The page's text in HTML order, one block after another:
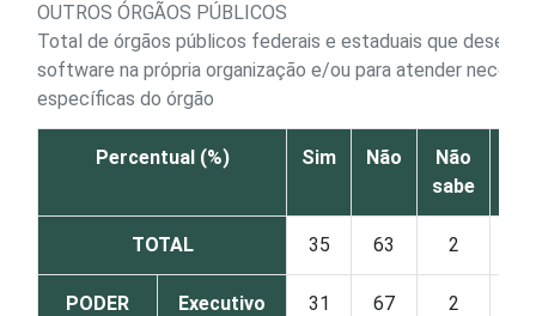
OUTROS ÓRGÃOS PÚBLICOS
Total de órgãos públicos federais e estaduais que
software na própria organização e/ou para atender
específicas do órgão
Percentual (%) Sim Não
Não
sabe
TOTAL 35 63 2
PODER Executivo 31 67 2